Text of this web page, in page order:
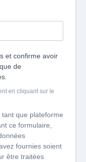
et confirme avoir
de
en cliquant sur le
que plateforme
ce formulaire,
fournies soient
être traitées